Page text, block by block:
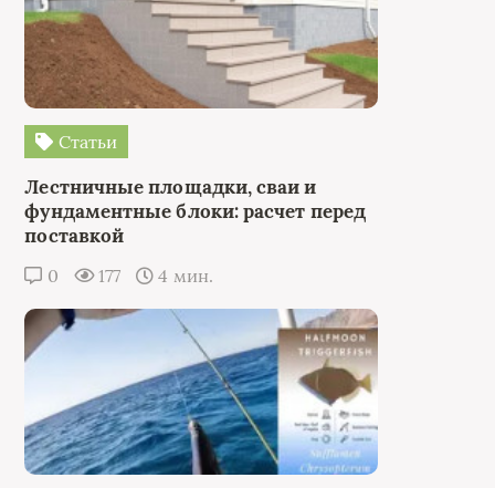
Статьи
Лестничные площадки, сваи и
фундаментные блоки: расчет перед
поставкой
0 177 4 мин.